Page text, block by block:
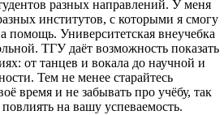
разных направлений. У меня
институтов, с которыми я смогу
помощь. Университетская внеучебка
ТГУ даёт возможность показать
от танцев и вокала до научной и
Тем не менее старайтесь
время и не забывать про учёбу, так
на вашу успеваемость.